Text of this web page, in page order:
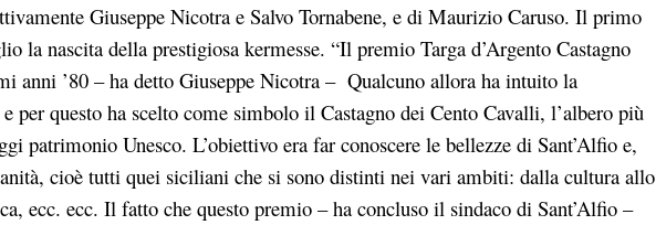
Giuseppe Nicotra e Salvo Tornabene, e di Maurizio Caruso. Il primo
la nascita della prestigiosa kermesse. “Il premio Targa d’Argento Castagno
anni ’80 – ha detto Giuseppe Nicotra – Qualcuno allora ha intuito la
per questo ha scelto come simbolo il Castagno dei Cento Cavalli, l’albero più
patrimonio Unesco. L’obiettivo era far conoscere le bellezze di Sant’Alfio e,
cioè tutti quei siciliani che si sono distinti nei vari ambiti: dalla cultura allo
ecc. ecc. Il fatto che questo premio – ha concluso il sindaco di Sant’Alfio –